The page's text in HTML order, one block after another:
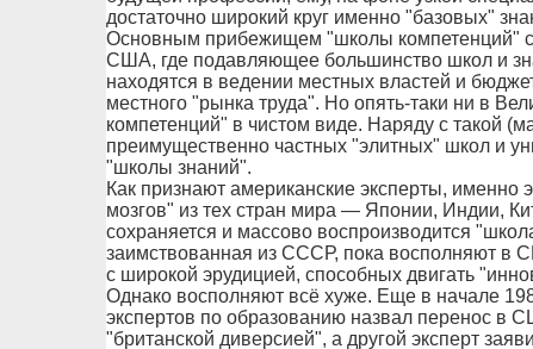
достаточно широкий круг именно "базовых"
Основным прибежищем "школы компетенций"
США, где подавляющее большинство школ и
находятся в ведении местных властей и
местного "рынка труда". Но опять-таки ни в
компетенций" в чистом виде. Наряду с такой
преимущественно частных "элитных" школ и
"школы знаний".
Как признают американские эксперты, именно
мозгов" из тех стран мира — Японии, Индии,
сохраняется и массово воспроизводится
заимствованная из СССР, пока восполняют в
с широкой эрудицией, способных двигать
Однако восполняют всё хуже. Еще в начале
экспертов по образованию назвал перенос
"британской диверсией", а другой эксперт